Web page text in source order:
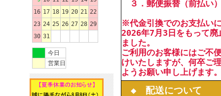
16 17 18 19 20 21 22
23 24 25 26 27 28 29
30 31
今日
営業日
３．郵便振替（前払い
※代金引換でのお支払い
2026年7月3日をもって廃
ました。
ご利用のお客様にはご不
けいたしますが、何卒ご
ようお願い申し上げます
◆ 配送について